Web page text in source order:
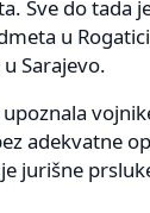
Sve do tada
u
Sarajevo.
adekvatne
jurišne